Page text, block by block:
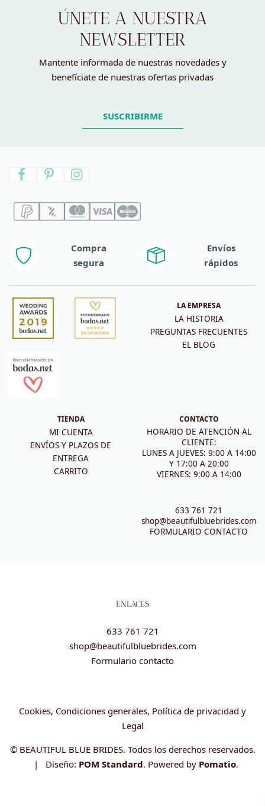
ÚNETE A NUESTRA
NEWSLETTER
Mantente informada de nuestras novedades y
benefíciate de nuestras ofertas privadas
SUSCRIBIRME
Compra
segura
Envíos
rápidos
LA EMPRESA
LA HISTORIA
PREGUNTAS FRECUENTES
EL BLOG
TIENDA
MI CUENTA
ENVÍOS Y PLAZOS DE
ENTREGA
CARRITO
CONTACTO
HORARIO DE ATENCIÓN AL
CLIENTE:
LUNES A JUEVES: 9:00 A 14:00
Y 17:00 A 20:00
VIERNES: 9:00 A 14:00
633 761 721
shop@beautifulbluebrides.com
FORMULARIO CONTACTO
ENLACES
633 761 721
shop@beautifulbluebrides.com
Formulario contacto
Cookies, Condiciones generales, Política de privacidad y
Legal
© BEAUTIFUL BLUE BRIDES. Todos los derechos reservados.
| Diseño: POM Standard. Powered by Pomatio.